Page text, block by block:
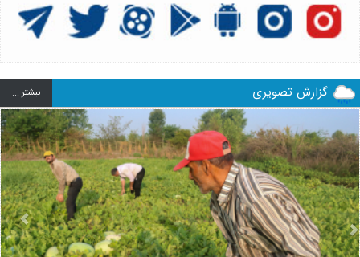
گزارش تصویری بيشتر ...
Next